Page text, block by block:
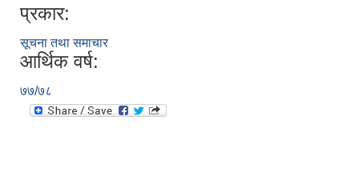
प्रकार:
सूचना तथा समाचार
आर्थिक वर्ष:
७७/७८